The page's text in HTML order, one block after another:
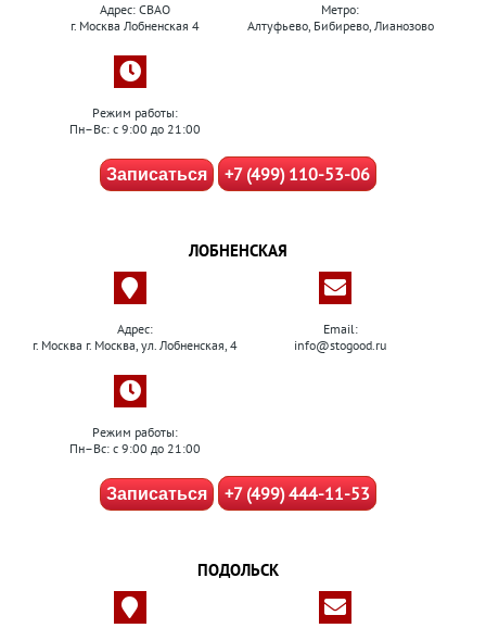
Адрес: СВАО
г. Москва Лобненская 4
Метро:
Алтуфьево, Бибирево, Лианозово
Режим работы:
Пн–Вс: с 9:00 до 21:00
Записаться +7 (499) 110-53-06
ЛОБНЕНСКАЯ
Адрес:
г. Москва г. Москва, ул. Лобненская, 4
Email:
info@stogood.ru
Режим работы:
Пн–Вс: с 9:00 до 21:00
Записаться +7 (499) 444-11-53
ПОДОЛЬСК